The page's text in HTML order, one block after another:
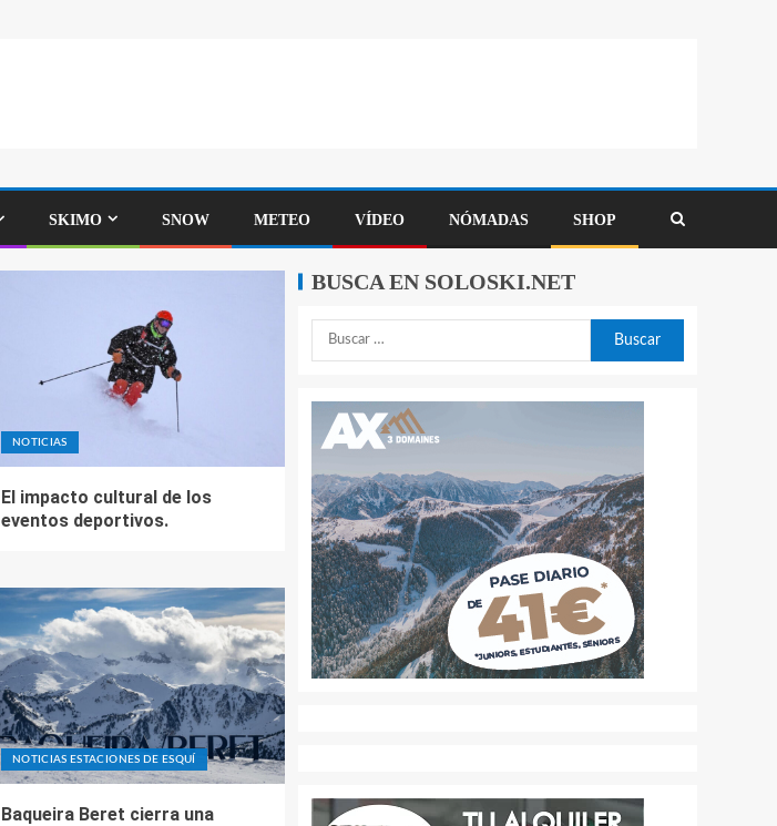
SKIMO SNOW METEO VÍDEO NÓMADAS SHOP
NOTICIAS
El impacto cultural de los
eventos deportivos.
NOTICIAS ESTACIONES DE ESQUÍ
Baqueira Beret cierra una
BUSCA EN SOLOSKI.NET